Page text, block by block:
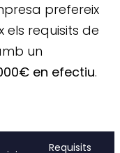
prefereix
requisits de
un
en efectiu.
Requisits